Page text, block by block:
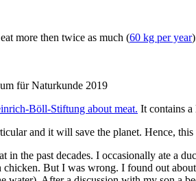
more then twice as much (60 kg per year
für Naturkunde 2019
Böll-Stiftung about meat. It contains a
and it will save the planet. Hence,
the past decades. I occasionally ate a
chicken. But I was wrong. I found out